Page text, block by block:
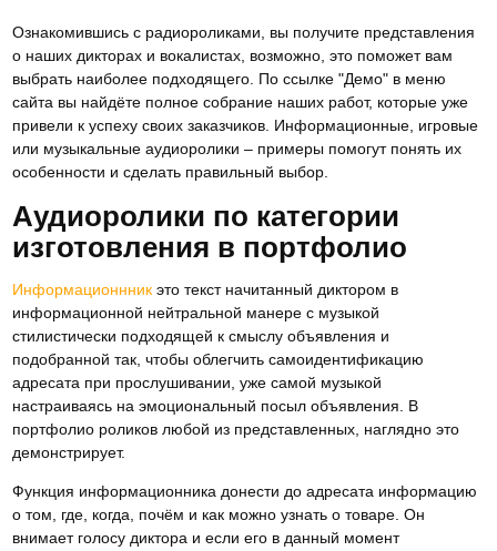
Ознакомившись с радиороликами, вы получите представления
о наших дикторах и вокалистах, возможно, это поможет вам
выбрать наиболее подходящего. По ссылке "Демо" в меню
сайта вы найдёте полное собрание наших работ, которые уже
привели к успеху своих заказчиков. Информационные, игровые
или музыкальные аудиоролики – примеры помогут понять их
особенности и сделать правильный выбор.
Аудиоролики по категории
изготовления в портфолио
Информационнник это текст начитанный диктором в
информационной нейтральной манере с музыкой
стилистически подходящей к смыслу объявления и
подобранной так, чтобы облегчить самоидентификацию
адресата при прослушивании, уже самой музыкой
настраиваясь на эмоциональный посыл объявления. В
портфолио роликов любой из представленных, наглядно это
демонстрирует.
Функция информационника донести до адресата информацию
о том, где, когда, почём и как можно узнать о товаре. Он
внимает голосу диктора и если его в данный момент